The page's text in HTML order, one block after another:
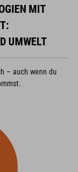
Platform
MIT
UMWELT
– auch wenn du